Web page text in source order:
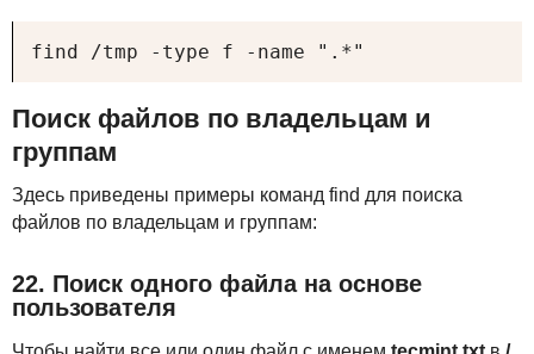
find /tmp -type f -name ".*"
Поиск файлов по владельцам и
группам
Здесь приведены примеры команд find для поиска
файлов по владельцам и группам:
22. Поиск одного файла на основе
пользователя